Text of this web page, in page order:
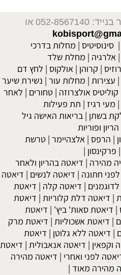
8567140
או
| סינוסיטיס | מחלות בדרכי
| אלרגיה | מחלת שלד
| קרוהן | אולקוס | לחץ דם
| עצירות | מחלות עור | נשירת שיער
קוליטיס אולצרוזה |טחורים | לאחר
| מעי רגיז | תת פעילות
בשתן | בריאות האישה גיל
הריון ופוריות
| הרפס | אלצהיימר |טרשת
| פרקינסון |
מהירה | דיאטה בהריון ולאחר
חתונה | דיאטה לנשים | דיאטה
| דיאטה קלה | דיאטת
| דיאטה דלת קלוריות | דיאטת
| דיאטת סאות' ביץ' | דיאטת
| דיאטת אשכוליות | דיאטת מרק
| דיאטה ללא גלוטן | דיאטת
וקפאין | דיאטה אנאבולית | דיאטת
לפני ואחרי | דיאטה מהירה
מהירה מאוד |